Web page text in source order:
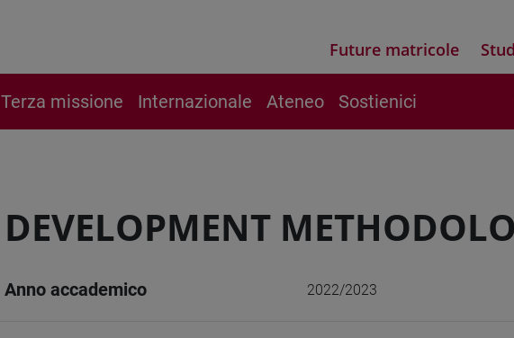
Future matricole
Terza missione Internazionale Ateneo Sostienici
DEVELOPMENT
Anno accademico 2022/2023